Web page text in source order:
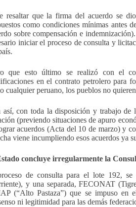
resaltar que la firma del acuerdo se
como condiciones mínimas antes
sobre compensación e
iniciar el proceso de consulta y
que esto último se realizó con el
en el contrato petrolero para
cualquier peruano, los pueblos no
así, con toda la disposición y trabajo de
(previendo situaciones de apuro
acuerdos (Acta del 10 de marzo) y
viene incumpliendo esos acuerdos ya
concluye irregularmente la
de consulta para el lote 192,
y una separada, FECONAT
(“Alto Pastaza”) que se impuso en
ni legitimidad para las demás